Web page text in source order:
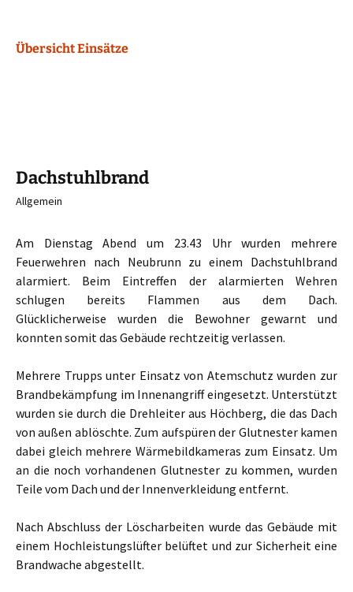
Übersicht Einsätze
Dachstuhlbrand
Allgemein
Am Dienstag Abend um 23.43 Uhr wurden mehrere
Feuerwehren nach Neubrunn zu einem Dachstuhlbrand
alarmiert. Beim Eintreffen der alarmierten Wehren
schlugen bereits Flammen aus dem Dach.
Glücklicherweise wurden die Bewohner gewarnt und
konnten somit das Gebäude rechtzeitig verlassen.
Mehrere Trupps unter Einsatz von Atemschutz wurden zur
Brandbekämpfung im Innenangriff eingesetzt. Unterstützt
wurden sie durch die Drehleiter aus Höchberg, die das Dach
von außen ablöschte. Zum aufspüren der Glutnester kamen
dabei gleich mehrere Wärmebildkameras zum Einsatz. Um
an die noch vorhandenen Glutnester zu kommen, wurden
Teile vom Dach und der Innenverkleidung entfernt.
Nach Abschluss der Löscharbeiten wurde das Gebäude mit
einem Hochleistungslüfter belüftet und zur Sicherheit eine
Brandwache abgestellt.